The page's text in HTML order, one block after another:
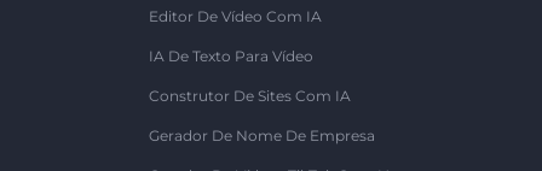
Editor De Vídeo Com IA
IA De Texto Para Vídeo
Construtor De Sites Com IA
Gerador De Nome De Empresa